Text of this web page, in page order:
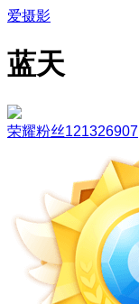
爱摄影
蓝天
荣耀粉丝121326907